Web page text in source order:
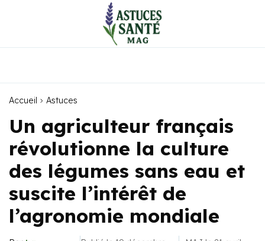
Accueil Astuces
Un agriculteur français
révolutionne la culture
des légumes sans eau et
suscite l’intérêt de
l’agronomie mondiale